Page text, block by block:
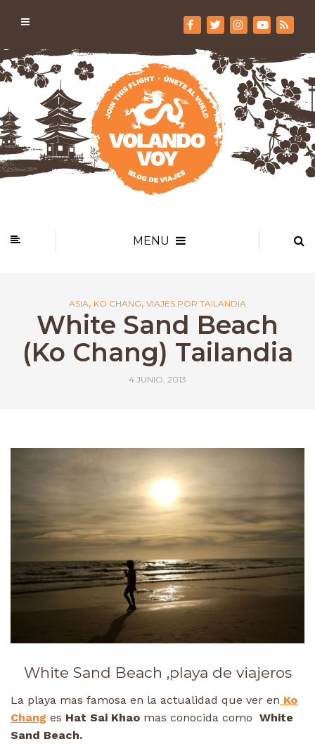
MENU
ASIA, KO CHANG, VIAJES POR TAILANDIA
White Sand Beach
(Ko Chang) Tailandia
4 JUNIO, 2013
White Sand Beach ,playa de viajeros
La playa mas famosa en la actualidad que ver en Ko
Chang es Hat Sai Khao mas conocida como White
Sand Beach.